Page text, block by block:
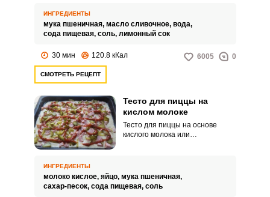
жидким.
ИНГРЕДИЕНТЫ
мука пшеничная, масло сливочное, вода,
сода пищевая, соль, лимонный сок
30 мин 120.8 кКал 6005 0
СМОТРЕТЬ РЕЦЕПТ
Тесто для пиццы на
кислом молоке
Тесто для пиццы на основе
кислого молока или
запекании становится мягким и
одновременно хрустящим.
ИНГРЕДИЕНТЫ
молоко кислое, яйцо, мука пшеничная,
сахар-песок, сода пищевая, соль